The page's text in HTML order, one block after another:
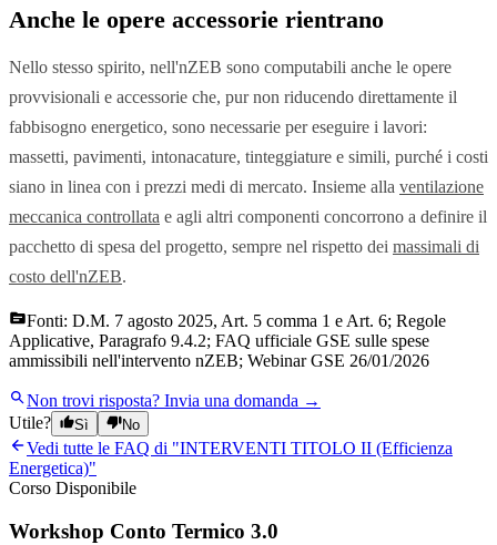
Anche le opere accessorie rientrano
Nello stesso spirito, nell'nZEB sono computabili anche le opere
provvisionali e accessorie che, pur non riducendo direttamente il
fabbisogno energetico, sono necessarie per eseguire i lavori:
massetti, pavimenti, intonacature, tinteggiature e simili, purché i costi
siano in linea con i prezzi medi di mercato. Insieme alla ventilazione
meccanica controllata e agli altri componenti concorrono a definire il
pacchetto di spesa del progetto, sempre nel rispetto dei massimali di
costo dell'nZEB.
Fonti: D.M. 7 agosto 2025, Art. 5 comma 1 e Art. 6; Regole
Applicative, Paragrafo 9.4.2; FAQ ufficiale GSE sulle spese
ammissibili nell'intervento nZEB; Webinar GSE 26/01/2026
Non trovi risposta? Invia una domanda →
Utile?
Sì No
Vedi tutte le FAQ di "INTERVENTI TITOLO II (Efficienza
Energetica)"
Corso Disponibile
Workshop Conto Termico 3.0